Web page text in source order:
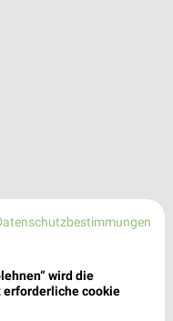
wird die
cookie